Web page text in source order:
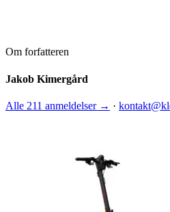
Om forfatteren
Jakob Kimergård
Alle 211 anmeldelser → ·